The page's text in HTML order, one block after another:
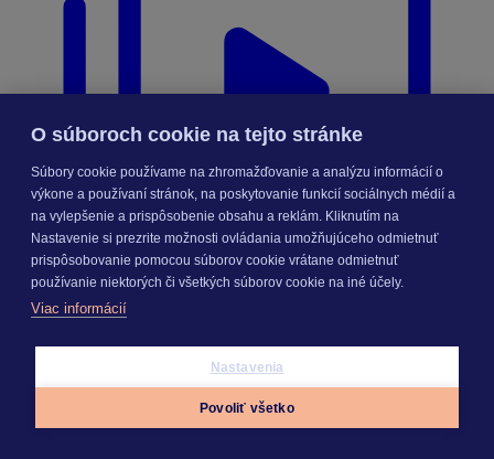
schedule
O súboroch cookie na tejto stránke
Súbory cookie používame na zhromažďovanie a analýzu informácií o
výkone a používaní stránok, na poskytovanie funkcií sociálnych médií a
na vylepšenie a prispôsobenie obsahu a reklám. Kliknutím na
Nastavenie si prezrite možnosti ovládania umožňujúceho odmietnuť
prispôsobovanie pomocou súborov cookie vrátane odmietnuť
používanie niektorých či všetkých súborov cookie na iné účely.
Viac informácií
Nastavenia
Povoliť všetko